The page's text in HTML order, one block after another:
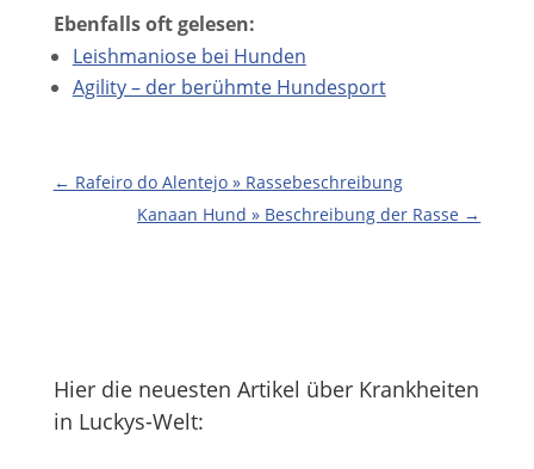
Ebenfalls oft gelesen:
Leishmaniose bei Hunden
Agility – der berühmte Hundesport
← Rafeiro do Alentejo » Rassebeschreibung
Kanaan Hund » Beschreibung der Rasse →
Hier die neuesten Artikel über Krankheiten
in Luckys-Welt: